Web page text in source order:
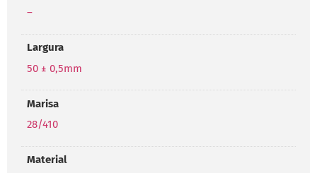
–
Largura
50 ± 0,5mm
Marisa
28/410
Material